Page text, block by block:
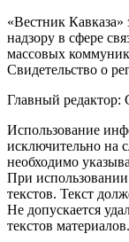
«Вестник
надзору в сфере
массовых
Свидетельство о
Главный редактор:
Использование
исключительно на
необходимо
При
текстов. Текст
Не допускается
текстов материалов.